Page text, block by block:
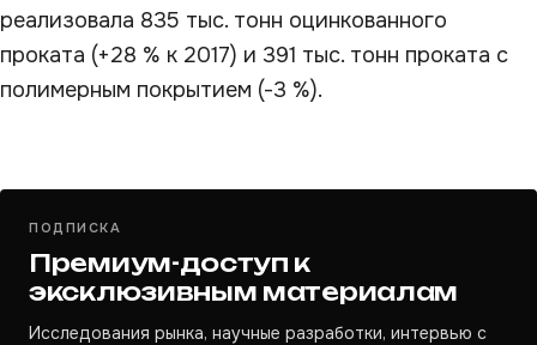
реализовала 835 тыс. тонн оцинкованного
проката (+28 % к 2017) и 391 тыс. тонн проката с
полимерным покрытием (-3 %).
ПОДПИСКА
Премиум-доступ к
эксклюзивным материалам
Исследования рынка, научные разработки, интервью с